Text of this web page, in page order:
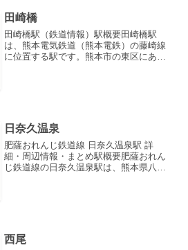
田崎橋
田崎橋駅（鉄道情報）駅概要田崎橋駅
は、熊本電気鉄道（熊本電鉄）の藤崎線
に位置する駅です。熊本市の東区にあ
日奈久温泉
肥薩おれんじ鉄道線 日奈久温泉駅 詳
細・周辺情報・まとめ駅概要肥薩おれん
じ鉄道線の日奈久温泉駅は、熊本県八代
西尾